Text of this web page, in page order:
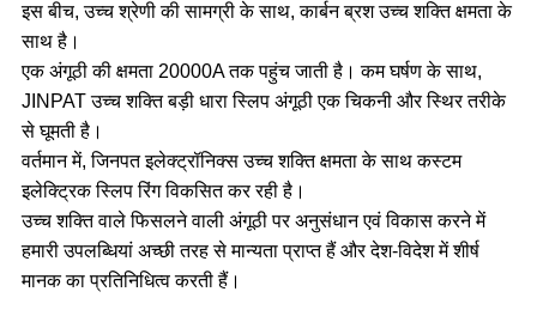
इस बीच, उच्च श्रेणी की सामग्री के साथ, कार्बन ब्रश उच्च शक्ति क्षमता के
साथ है।
एक अंगूठी की क्षमता 20000A तक पहुंच जाती है। कम घर्षण के साथ,
JINPAT उच्च शक्ति बड़ी धारा स्लिप अंगूठी एक चिकनी और स्थिर तरीके
से घूमती है।
वर्तमान में, जिनपत इलेक्ट्रॉनिक्स उच्च शक्ति क्षमता के साथ कस्टम
इलेक्ट्रिक स्लिप रिंग विकसित कर रही है।
उच्च शक्ति वाले फिसलने वाली अंगूठी पर अनुसंधान एवं विकास करने में
हमारी उपलब्धियां अच्छी तरह से मान्यता प्राप्त हैं और देश-विदेश में शीर्ष
मानक का प्रतिनिधित्व करती हैं।